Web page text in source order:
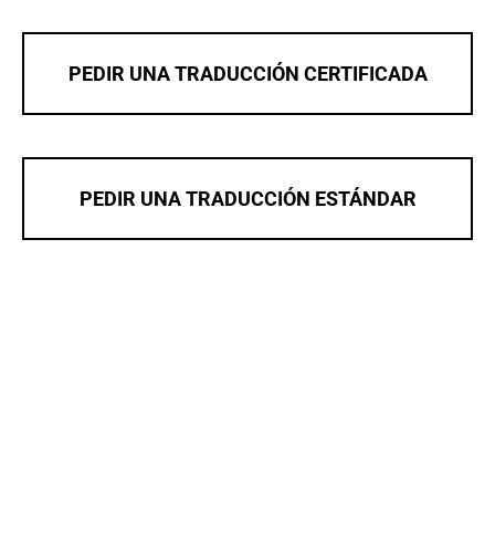
PEDIR UNA TRADUCCIÓN CERTIFICADA
PEDIR UNA TRADUCCIÓN ESTÁNDAR